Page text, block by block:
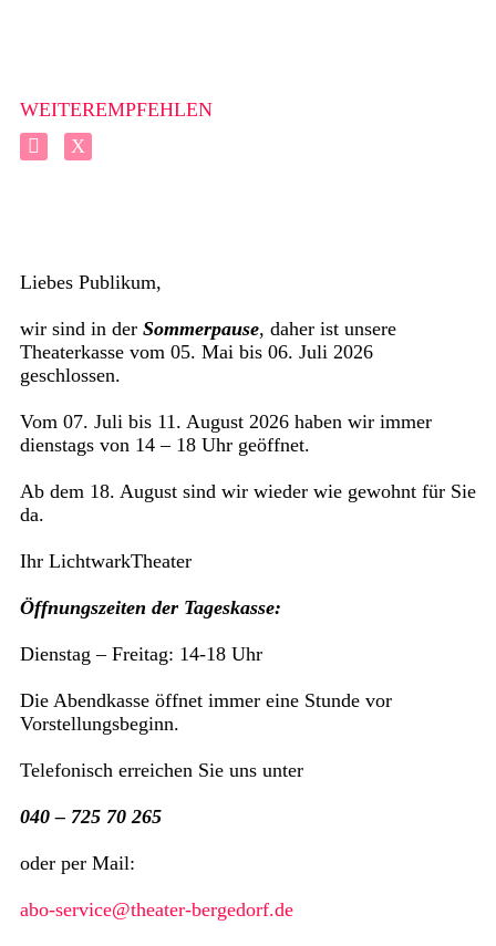
WEITEREMPFEHLEN
Liebes Publikum,
wir sind in derSommerpause, daher ist unsere
Theaterkasse vom 05. Mai bis 06. Juli 2026
geschlossen.
Vom 07. Juli bis 11. August 2026 haben wir immer
dienstags von 14 – 18 Uhr geöffnet.
Ab dem 18. August sind wir wieder wie gewohnt für Sie
da.
Ihr LichtwarkTheater
Öffnungszeiten der Tageskasse:
Dienstag – Freitag: 14-18 Uhr
Die Abendkasse öffnet immer eine Stunde vor
Vorstellungsbeginn.
Telefonisch erreichen Sie uns unter
040 – 725 70 265
oder per Mail:
abo-service@theater-bergedorf.de